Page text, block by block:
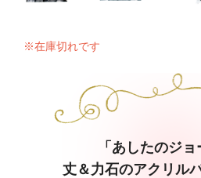
※在庫切れです
「あしたのジ
丈＆力石のアクリル